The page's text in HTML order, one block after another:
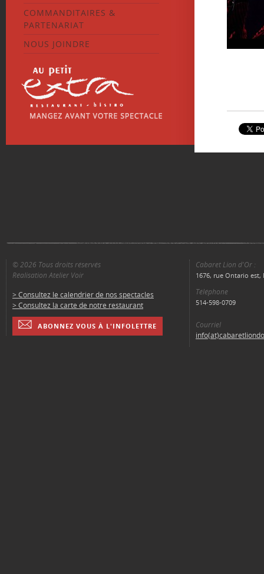
COMMANDITAIRES &
PARTENARIAT
NOUS JOINDRE
© 2026 Tous droits réservés
Réalisation Atelier Voir
> Consultez le calendrier de nos spectacles
> Consultez la carte de notre restaurant
ABONNEZ VOUS À L'INFOLETTRE
Cabaret Lion d'Or :
1676, rue Ontario est,
Téléphone
514-598-0709
Courriel